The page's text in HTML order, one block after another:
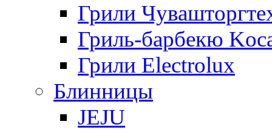
Грили
Гриль-барбекю
Грили Electrolux
Блинницы
JEJU